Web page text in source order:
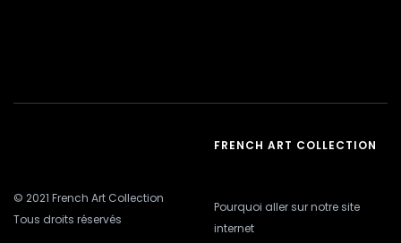
© 2021 French Art Collection
Tous droits réservés
FRENCH ART COLLECTION
Pourquoi aller sur notre site
internet